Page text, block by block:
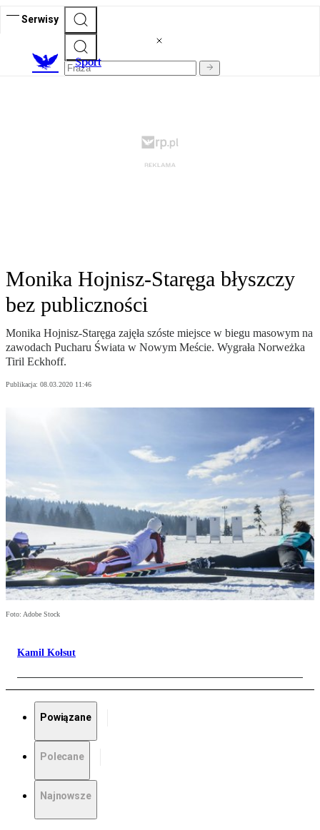
Serwisy
Sport
Monika Hojnisz-Staręga błyszczy
bez publiczności
Monika Hojnisz-Staręga zajęła szóste miejsce w biegu masowym na
zawodach Pucharu Świata w Nowym Meście. Wygrała Norweżka
Tiril Eckhoff.
Publikacja: 08.03.2020 11:46
Foto: Adobe Stock
Kamil Kołsut
Powiązane
Polecane
Najnowsze